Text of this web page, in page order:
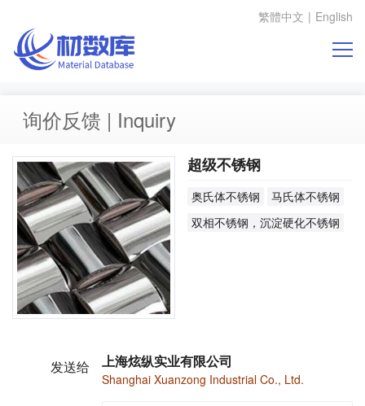
繁體中文 | English
询价反馈 | Inquiry
超级不锈钢
奥氏体不锈钢
马氏体不锈钢
双相不锈钢，沉淀硬化不锈钢
发送给 上海炫纵实业有限公司
Shanghai Xuanzong Industrial Co., Ltd.